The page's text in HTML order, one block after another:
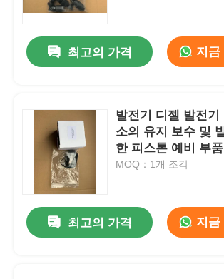
홈
최고의 가격 지금
발전기 디젤 발전기
소의 유지 보수 및
한 피스톤 예비 부품
MOQ：1개 조각
최고의 가격 지금